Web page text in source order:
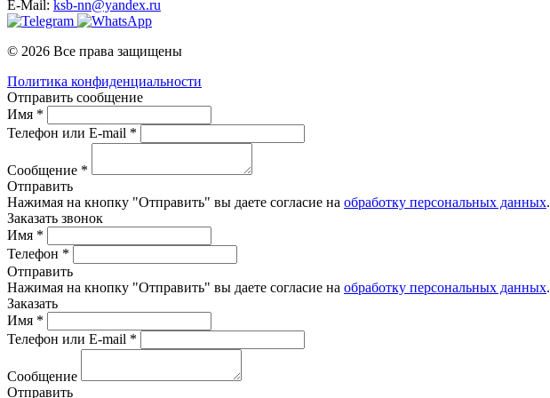
E-Mail: ksb-nn@yandex.ru
© 2026 Все права защищены
Политика конфиденциальности
Отправить сообщение
Имя *
Телефон или E-mail *
Сообщение *
Отправить
Нажимая на кнопку "Отправить" вы даете согласие на обработку персональных данных.
Заказать звонок
Имя *
Телефон *
Отправить
Нажимая на кнопку "Отправить" вы даете согласие на обработку персональных данных.
Заказать
Имя *
Телефон или E-mail *
Сообщение
Отправить